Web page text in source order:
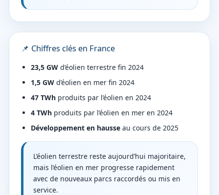
📌 Chiffres clés en France
23,5 GWd’éolien terrestre fin 2024
1,5 GWd’éolien en mer fin 2024
47 TWhproduits par l’éolien en 2024
4 TWhproduits par l’éolien en mer en 2024
Développement en hausseau cours de 2025
L’éolien terrestre reste aujourd’hui majoritaire,
mais l’éolien en mer progresse rapidement
avec de nouveaux parcs raccordés ou mis en
service.